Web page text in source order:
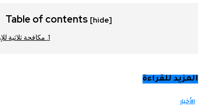
Table of contents [hide]
مكافحة ثلاثية
المزيد للقراءة
الأخبار